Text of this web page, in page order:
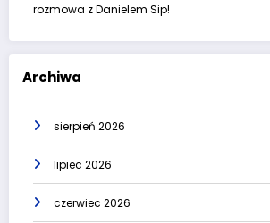
rozmowa z Danielem Sip!
Archiwa
sierpień 2026
lipiec 2026
czerwiec 2026